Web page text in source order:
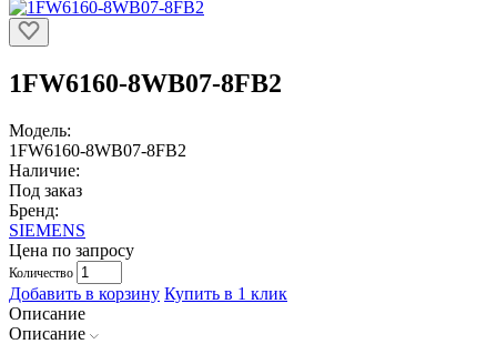
1FW6160-8WB07-8FB2
Модель:
1FW6160-8WB07-8FB2
Наличие:
Под заказ
Бренд:
SIEMENS
Цена по запросу
Количество
Добавить в корзину Купить в 1 клик
Описание
Описание